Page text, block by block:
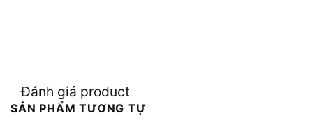
Đánh giá product
SẢN PHẨM TƯƠNG TỰ